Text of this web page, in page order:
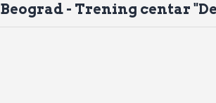
Beograd - Trening centar